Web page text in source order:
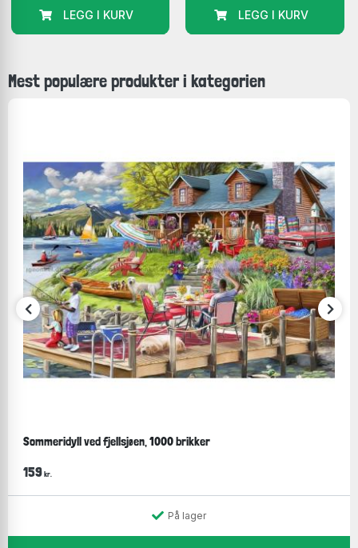
LEGG I KURV LEGG I KURV
Mest populære produkter i kategorien
Sommeridyll ved fjellsjøen, 1000 brikker
159 kr.
På lager